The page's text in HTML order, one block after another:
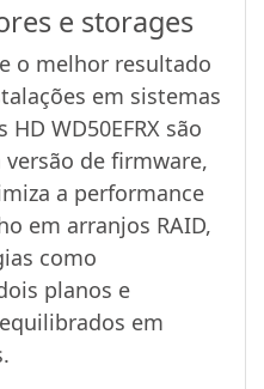
e storages
o melhor resultado
em sistemas
WD50EFRX são
de firmware,
a performance
em arranjos RAID,
como
planos e
em